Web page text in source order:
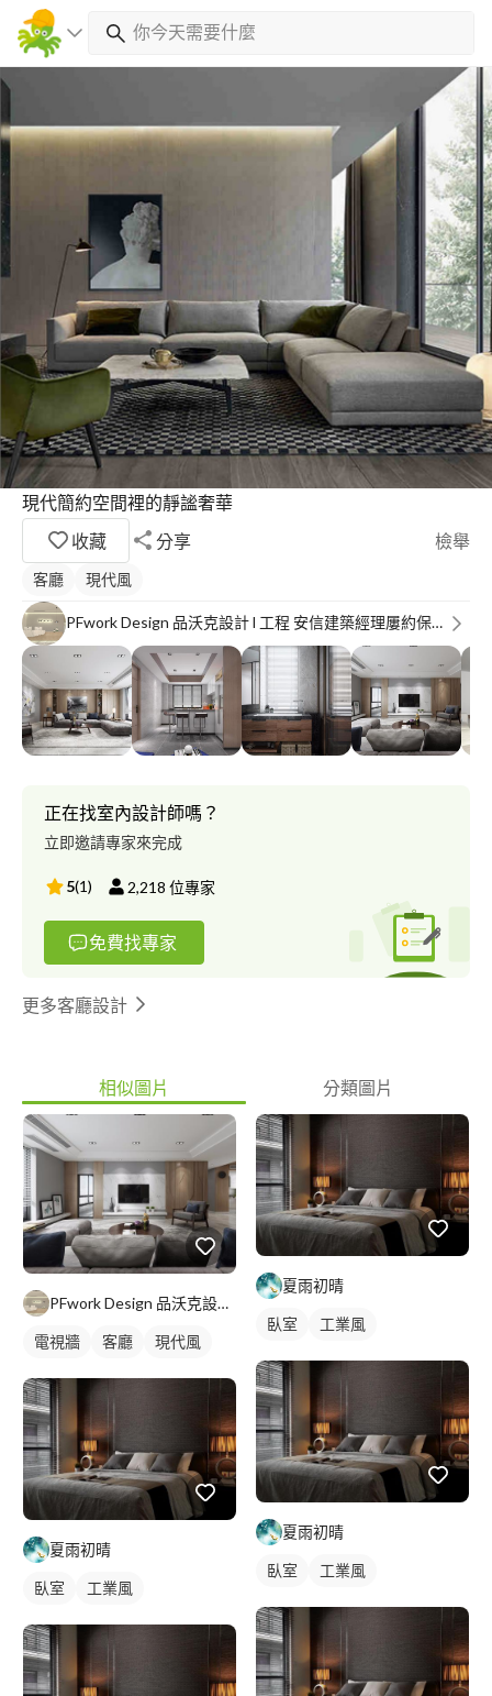
現代簡約空間裡的靜謐奢華
收藏
分享 檢舉
客廳 現代風
PFwork Design 品沃克設計 l 工程 安信建築經理屢約保證
正在找室內設計師嗎？
立即邀請專家來完成
5(1) 2,218 位專家
免費找專家
更多客廳設計
相似圖片 分類圖片
PFwork Design 品沃克設計 l 工程 安信建築經理屢約保證
電視牆 客廳 現代風
夏雨初晴
臥室 工業風
夏雨初晴
臥室 工業風
夏雨初晴
臥室 工業風